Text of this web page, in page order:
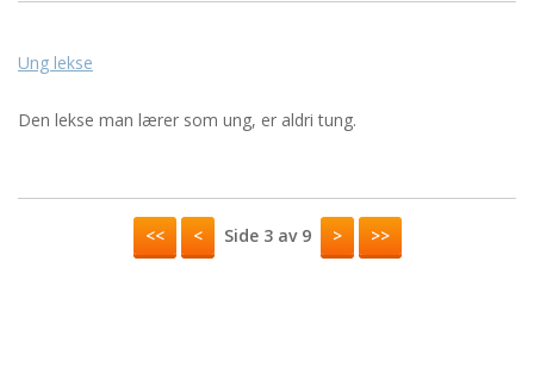
Ung lekse
Den lekse man lærer som ung, er aldri tung.
<< < Side 3 av 9 > >>